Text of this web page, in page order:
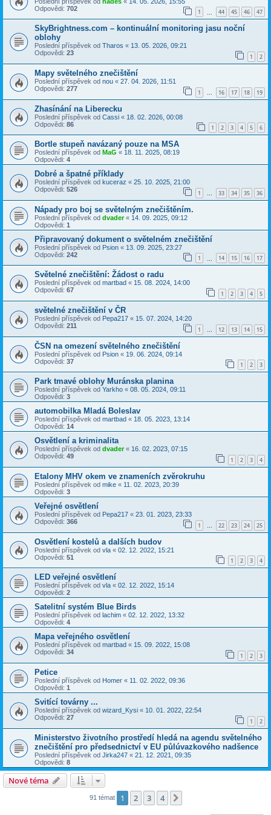
Odpovědi: 702 1 44 45 46 47
SkyBrightness.com – kontinuální monitoring jasu noční
oblohy
Poslední příspěvek od Tharos « 13. 05. 2026, 09:21
Odpovědi: 23 1 2
Mapy světelného znečištění
Poslední příspěvek od nou « 27. 04. 2026, 11:51
Odpovědi: 277 1 … 16 17 18 19
Zhasínání na Liberecku
Poslední příspěvek od Cassi « 18. 02. 2026, 00:08
Odpovědi: 86 1 2 3 4 5 6
Bortle stupeň navázaný pouze na MSA
Poslední příspěvek od MaG « 18. 11. 2025, 08:19
Odpovědi: 4
Dobré a špatné příklady
Poslední příspěvek od kuceraz « 25. 10. 2025, 21:00
Odpovědi: 526 1 … 33 34 35 36
Nápady pro boj se světelným znečištěním.
Poslední příspěvek od dvader« 14. 09. 2025, 09:12
Odpovědi: 1
Připravovaný dokument o světelném znečištění
Poslední příspěvek od Psion « 13. 09. 2025, 23:27
Odpovědi: 242 1 14 15 16 17
Světelné znečištění: Žádost o radu
Poslední příspěvek od martbad « 15. 08. 2024, 14:00
Odpovědi: 67 1 2 3 4 5
světelné znečištění v ČR
Poslední příspěvek od Pepa217 « 15. 07. 2024, 14:20
Odpovědi: 211 1 … 12 13 14 15
ČSN na omezení světelného znečištění
Poslední příspěvek od Psion « 19. 06. 2024, 09:14
Odpovědi: 37 1 2 3
Park tmavé oblohy Muránska planina
Poslední příspěvek od Yarkho « 08. 05. 2024, 09:11
Odpovědi: 3
automobilka Mladá Boleslav
Poslední příspěvek od martbad « 18. 05. 2023, 13:14
Odpovědi: 14
Osvětlení a kriminalita
Poslední příspěvek od dvader« 16. 02. 2023, 07:15
Odpovědi: 49 1 2 3 4
Etalony MHV okem ve znameních zvěrokruhu
Poslední příspěvek od mike « 11. 02. 2023, 20:39
Odpovědi: 3
Veřejné osvětlení
Poslední příspěvek od Pepa217 « 23. 01. 2023, 23:33
Odpovědi: 366 1 … 22 23 24 25
Osvětlení kostelů a dalších budov
Poslední příspěvek od vla « 02. 12. 2022, 15:21
Odpovědi: 51 1 2 3 4
LED veřejné osvětlení
Poslední příspěvek od vla « 02. 12. 2022, 15:14
Odpovědi: 2
Satelitní systém Blue Birds
Poslední příspěvek od lachim « 02. 12. 2022, 13:32
Odpovědi: 4
Mapa veřejného osvětlení
Poslední příspěvek od martbad « 15. 09. 2022, 15:08
Odpovědi: 34 1 2 3
Petice
Poslední příspěvek od Homer « 11. 02. 2022, 09:36
Odpovědi: 1
Svitící továrny ...
Poslední příspěvek od wizard_Kysi « 10. 01. 2022, 22:54
Odpovědi: 27 1 2
Ministerstvo životního prostředí hledá na agendu světelného
znečištění pro předsednictví v EU půlúvazkového nadšence
Poslední příspěvek od Jirka247 « 21. 12. 2021, 09:35
Odpovědi: 8
Nové téma
91 témat 1 2 3 4